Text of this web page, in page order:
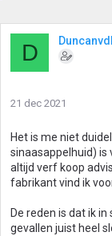
D
21 dec 2021
Het is me niet
sinaasappelhuid) is
altijd verf koop
fabrikant vind ik
De reden is dat ik
gevallen juist heel